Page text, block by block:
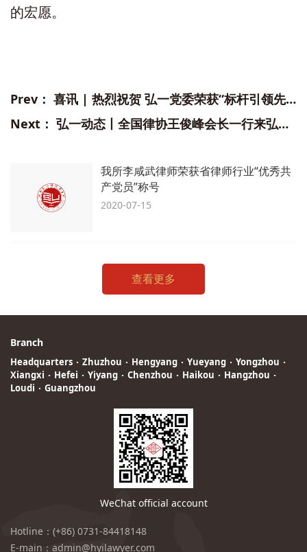
的宏愿。
Prev： 喜讯 | 热烈祝贺 弘一党委荣获“标杆引领先进基层党组织”称号
Next： 弘一动态丨全国律协王俊峰会长一行来弘一律所考察调研
我所李咸武律师荣获省律师行业“优秀共
产党员”称号
2020-07-15
查看更多
Branch
Headquarters · Zhuzhou · Hengyang · Yueyang · Yongzhou ·
Xiangxi · Hefei · Yiyang · Chenzhou · Haikou · Hangzhou ·
Loudi · Guangzhou
WeChat official account
Hotline：(+86) 0731-84418148
E-main：admin@hyilawyer.com